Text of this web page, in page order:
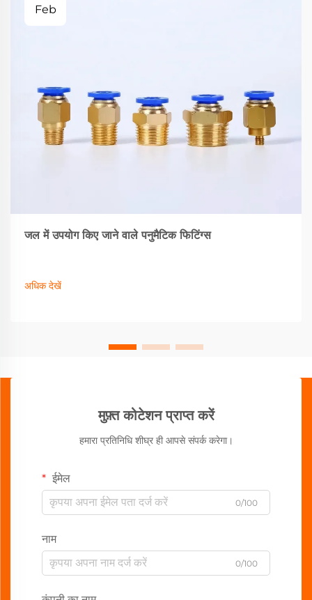
Feb
जल में उपयोग किए जाने वाले पनुमैटिक फिटिंग्स
अधिक देखें
मुफ़्त कोटेशन प्राप्त करें
हमारा प्रतिनिधि शीघ्र ही आपसे संपर्क करेगा।
ईमेल
0/100
नाम
0/100